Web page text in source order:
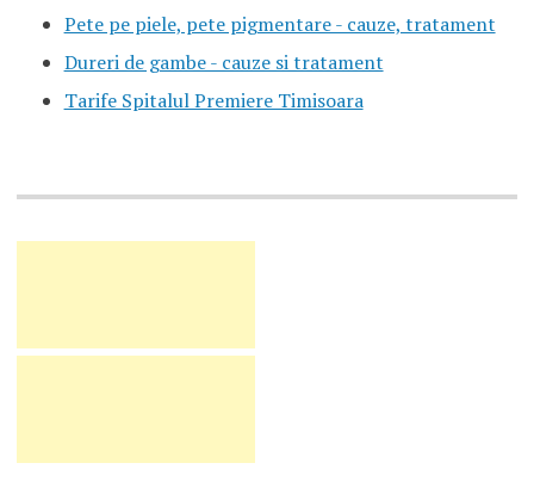
Pete pe piele, pete pigmentare - cauze, tratament
Dureri de gambe - cauze si tratament
Tarife Spitalul Premiere Timisoara